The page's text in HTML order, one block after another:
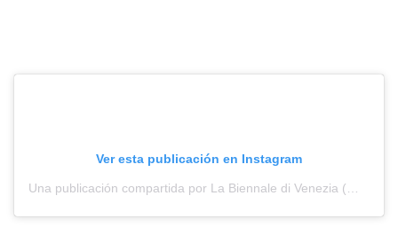
Ver esta publicación en Instagram